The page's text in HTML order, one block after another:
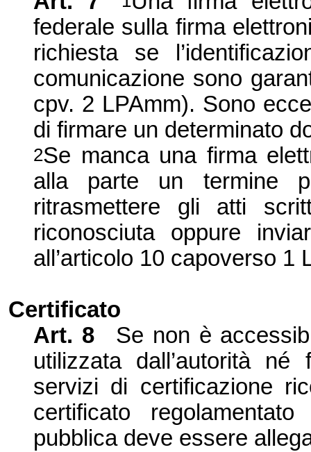
federale sulla firma
richiesta se
comunicazione sono
cpv. 2 LPAmm). Sono
di firmare un determinato
2Se manca una firma
alla parte un termine
ritrasmettere gli atti
riconosciuta oppure
all’articolo 10 capoverso 1
Certificato
Art. 8
Se non è
utilizzata dall’autorità
servizi di certificazione
certificato
pubblica deve essere